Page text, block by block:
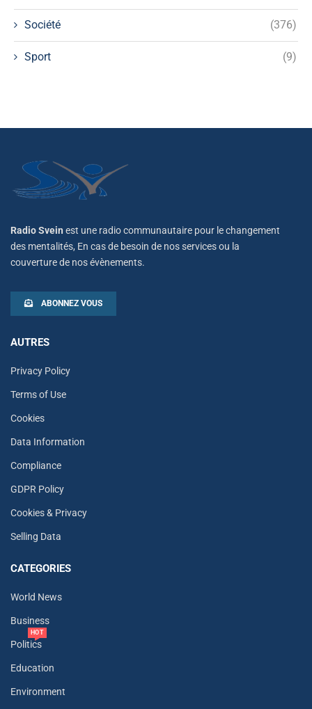
Société (376)
Sport (9)
Radio Svein est une radio communautaire pour le changement
des mentalités, En cas de besoin de nos services ou la
couverture de nos évènements.
ABONNEZ VOUS
AUTRES
Privacy Policy
Terms of Use
Cookies
Data Information
Compliance
GDPR Policy
Cookies & Privacy
Selling Data
CATEGORIES
World News
Business
Politics
HOT
Education
Environment